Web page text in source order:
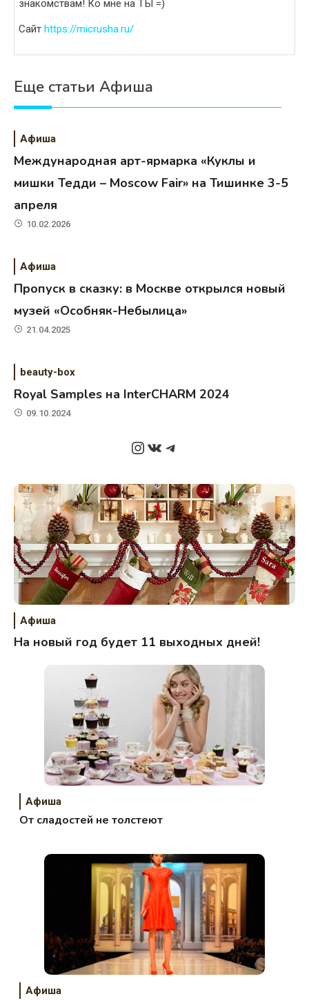
знакомствам! Ко мне на ТЫ =)
Сайт https://micrusha.ru/
Еще статьи Афиша
Афиша
Международная арт-ярмарка «Куклы и
мишки Тедди – Moscow Fair» на Тишинке 3-5
апреля
10.02.2026
Афиша
Пропуск в сказку: в Москве открылся новый
музей «Особняк-Небылица»
21.04.2025
beauty-box
Royal Samples на InterCHARM 2024
09.10.2024
Instagram
ВКонтакте
Telegram
Афиша
На новый год будет 11 выходных дней!
Афиша
От сладостей не толстеют
Афиша